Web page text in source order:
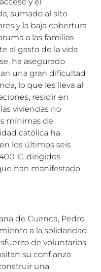
y el
sumado al alto
y la baja cobertura
a las familias
al gasto de la vida
ha asegurado
una gran dificultad
lo que les lleva al
residir en
viviendas no
mínimas de
católica ha
los últimos seis
€, dirigidos
han manifestado
de Cuenca, Pedro
a la solidaridad
de voluntarios,
su confianza
una